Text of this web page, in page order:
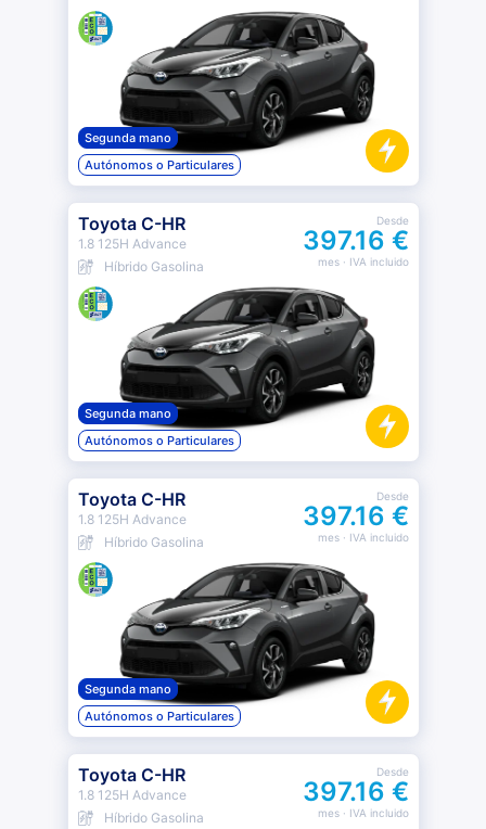
Segunda mano
Autónomos o Particulares
Toyota C-HR
1.8 125H Advance
Híbrido Gasolina
Desde
397.16 €
mes· IVA incluido
Segunda mano
Autónomos o Particulares
Toyota C-HR
1.8 125H Advance
Híbrido Gasolina
Desde
397.16 €
mes· IVA incluido
Segunda mano
Autónomos o Particulares
Toyota C-HR
1.8 125H Advance
Híbrido Gasolina
Desde
397.16 €
mes· IVA incluido